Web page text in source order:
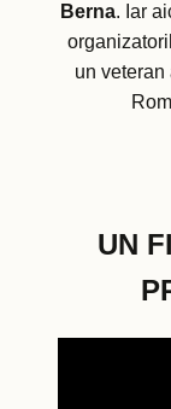
Berna. Iar
un
UN